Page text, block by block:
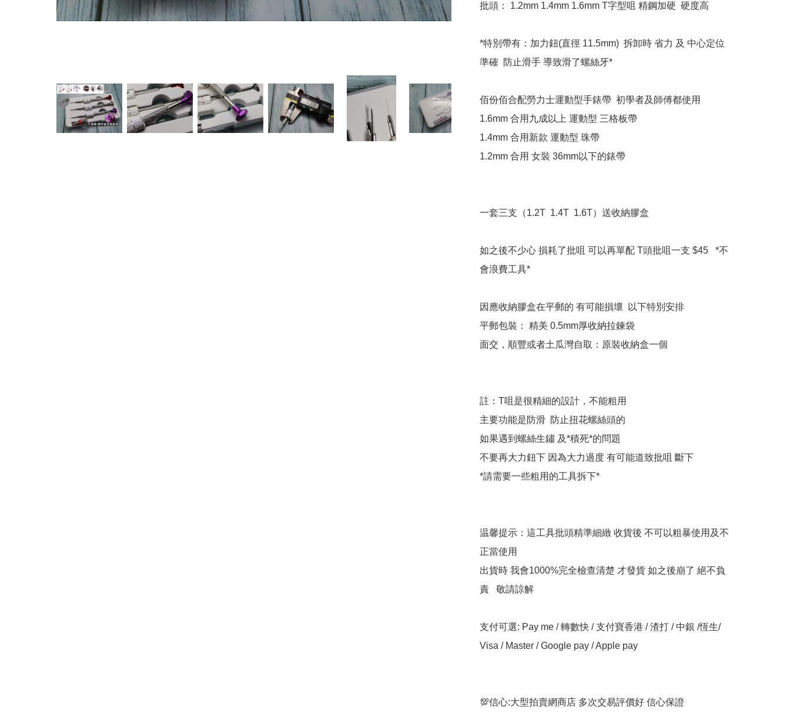
批頭： 1.2mm 1.4mm 1.6mm T字型咀 精鋼加硬  硬度高
*特別帶有：加力鈕(直徑 11.5mm)  拆卸時 省力 及 中心定位
準確  防止滑手 導致滑了螺絲牙*
佰份佰合配勞力士運動型手錶帶  初學者及師傅都使用
1.6mm 合用九成以上 運動型 三格板帶
1.4mm 合用新款 運動型 珠帶
1.2mm 合用 女裝 36mm以下的錶帶
一套三支（1.2T  1.4T  1.6T）送收納膠盒
如之後不少心 損耗了批咀 可以再單配 T頭批咀一支 $45   *不
會浪費工具*
因應收納膠盒在平郵的 有可能損壞  以下特別安排
平郵包裝： 精美 0.5mm厚收納拉鍊袋
面交，順豐或者土瓜灣自取：原裝收納盒一個
註：T咀是很精細的設計，不能粗用
主要功能是防滑  防止扭花螺絲頭的
如果遇到螺絲生鏽 及*積死*的問題
不要再大力鈕下 因為大力過度 有可能道致批咀 斷下
*請需要一些粗用的工具拆下*
温馨提示：這工具批頭精準細緻 收貨後 不可以粗暴使用及不
正當使用
出貨時 我會1000%完全檢查清楚 才發貨 如之後崩了 絕不負
責   敬請諒解
支付可選: Pay me / 轉數快 / 支付寶香港 / 渣打 / 中銀 /恆生/
Visa / Master / Google pay / Apple pay
💯信心:大型拍賣網商店 多次交易評價好 信心保證